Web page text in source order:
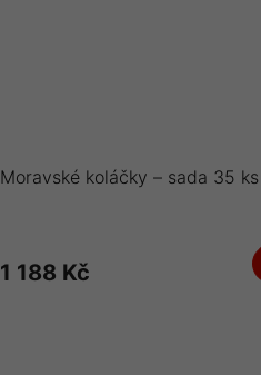
Moravské koláčky – sada 35 ks
1 188 Kč